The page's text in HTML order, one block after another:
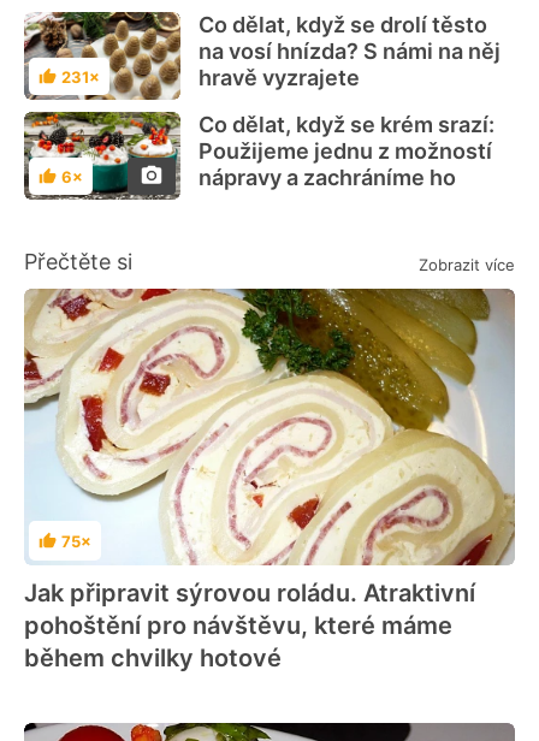
Hodnocení
231×
Co dělat, když se drolí těsto
na vosí hnízda? S námi na něj
hravě vyzrajete
Hodnocení
6×
Co dělat, když se krém srazí:
Použijeme jednu z možností
nápravy a zachráníme ho
Přečtěte si Zobrazit více
Hodnocení
75×
Jak připravit sýrovou roládu. Atraktivní
pohoštění pro návštěvu, které máme
během chvilky hotové